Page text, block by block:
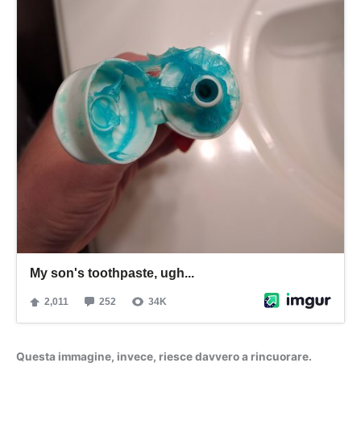
Questa immagine, invece, riesce davvero a rincuorare.